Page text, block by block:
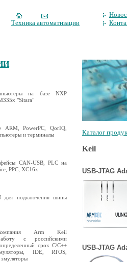
Техника автоматизации
на базе NXP
"Sitara"
ARM, PowerPC, QorIQ,
и терминалы
CAN-USB, PLC на
PPC, XC16x
для подключения шины
Arm Keil
с российскими
срок C/C++
IDE, RTOS,
Каталог
Keil
USB-JTAG
USB-JTAG